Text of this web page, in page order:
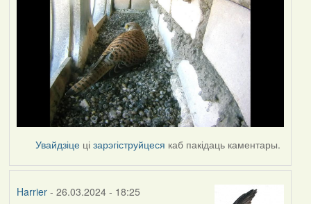
Увайдзіце цізарэгіструйцеся каб пакідаць каментары.
Harrier- 26.03.2024 - 18:25